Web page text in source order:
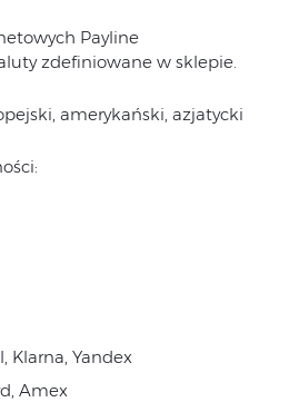
Payline
zdefiniowane w sklepie.
amerykański, azjatycki
Klarna, Yandex
Amex